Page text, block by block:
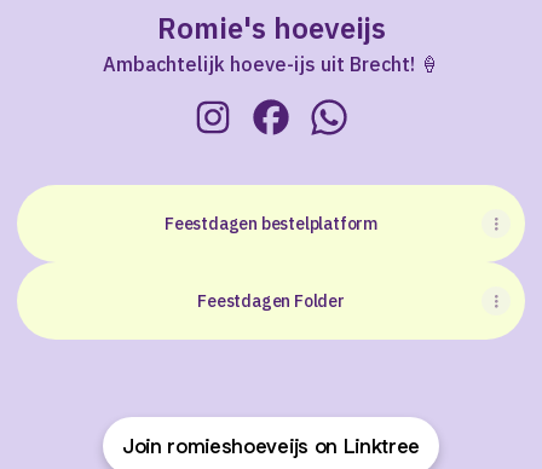
Romie's hoeveijs
Ambachtelijk hoeve-ijs uit Brecht! 🍦
Feestdagen bestelplatform
Feestdagen Folder
Join romieshoeveijs on Linktree